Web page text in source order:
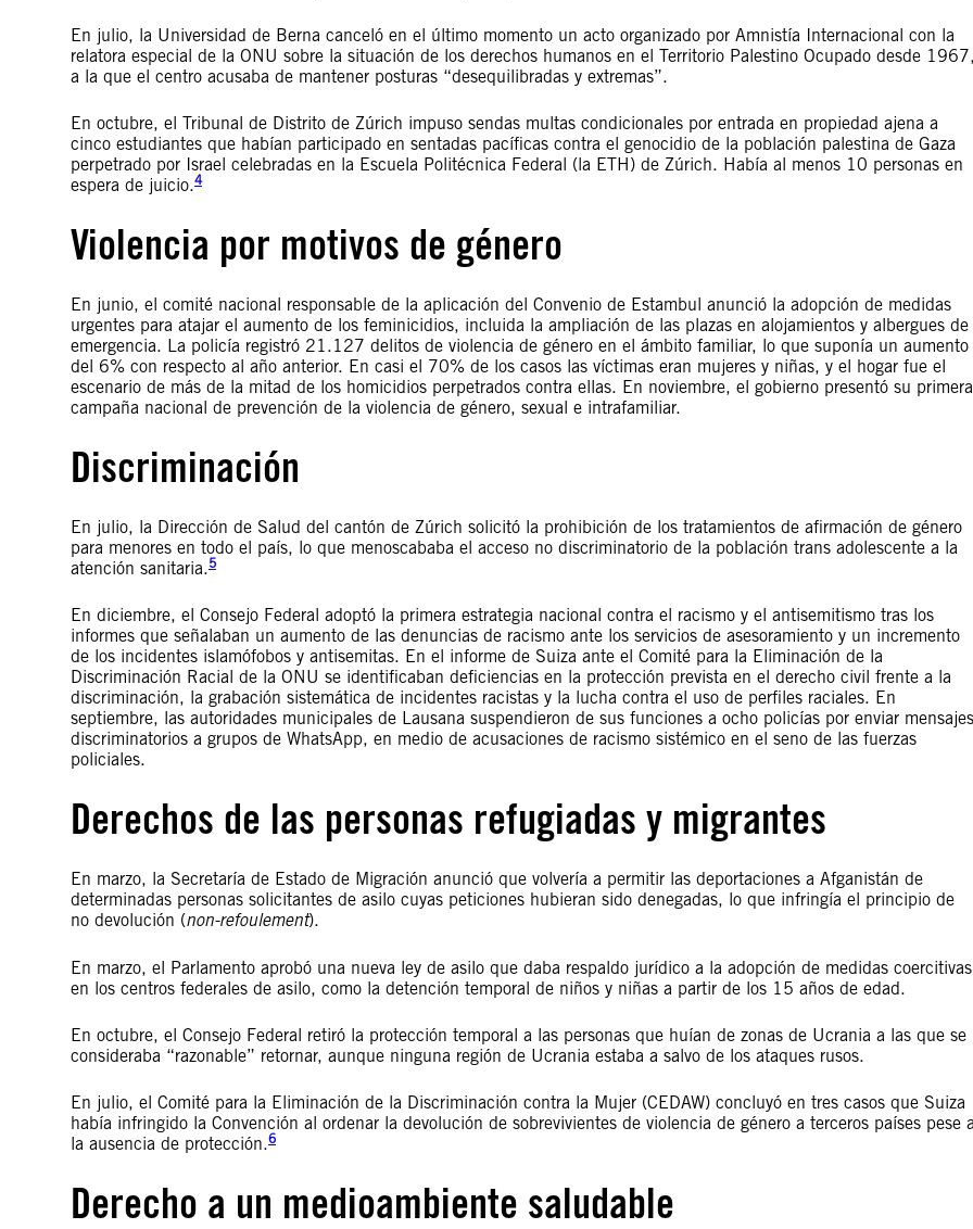
En julio, la Universidad de Berna canceló en el último momento un acto organizado por Amnistía Internacional con la
relatora especial de la ONU sobre la situación de los derechos humanos en el Territorio Palestino Ocupado desde 1967,
a la que el centro acusaba de mantener posturas “desequilibradas y extremas”.
En octubre, el Tribunal de Distrito de Zúrich impuso sendas multas condicionales por entrada en propiedad ajena a
cinco estudiantes que habían participado en sentadas pacíficas contra el genocidio de la población palestina de Gaza
perpetrado por Israel celebradas en la Escuela Politécnica Federal (la ETH) de Zúrich. Había al menos 10 personas en
espera de juicio.4
Violencia por motivos de género
En junio, el comité nacional responsable de la aplicación del Convenio de Estambul anunció la adopción de medidas
urgentes para atajar el aumento de los feminicidios, incluida la ampliación de las plazas en alojamientos y albergues de
emergencia. La policía registró 21.127 delitos de violencia de género en el ámbito familiar, lo que suponía un aumento
del 6% con respecto al año anterior. En casi el 70% de los casos las víctimas eran mujeres y niñas, y el hogar fue el
escenario de más de la mitad de los homicidios perpetrados contra ellas. En noviembre, el gobierno presentó su primera
campaña nacional de prevención de la violencia de género, sexual e intrafamiliar.
Discriminación
En julio, la Dirección de Salud del cantón de Zúrich solicitó la prohibición de los tratamientos de afirmación de género
para menores en todo el país, lo que menoscababa el acceso no discriminatorio de la población trans adolescente a la
atención sanitaria.5
En diciembre, el Consejo Federal adoptó la primera estrategia nacional contra el racismo y el antisemitismo tras los
informes que señalaban un aumento de las denuncias de racismo ante los servicios de asesoramiento y un incremento
de los incidentes islamófobos y antisemitas. En el informe de Suiza ante el Comité para la Eliminación de la
Discriminación Racial de la ONU se identificaban deficiencias en la protección prevista en el derecho civil frente a la
discriminación, la grabación sistemática de incidentes racistas y la lucha contra el uso de perfiles raciales. En
septiembre, las autoridades municipales de Lausana suspendieron de sus funciones a ocho policías por enviar mensajes
discriminatorios a grupos de WhatsApp, en medio de acusaciones de racismo sistémico en el seno de las fuerzas
policiales.
Derechos de las personas refugiadas y migrantes
En marzo, la Secretaría de Estado de Migración anunció que volvería a permitir las deportaciones a Afganistán de
determinadas personas solicitantes de asilo cuyas peticiones hubieran sido denegadas, lo que infringía el principio de
no devolución (non-refoulement).
En marzo, el Parlamento aprobó una nueva ley de asilo que daba respaldo jurídico a la adopción de medidas coercitivas
en los centros federales de asilo, como la detención temporal de niños y niñas a partir de los 15 años de edad.
En octubre, el Consejo Federal retiró la protección temporal a las personas que huían de zonas de Ucrania a las que se
consideraba “razonable” retornar, aunque ninguna región de Ucrania estaba a salvo de los ataques rusos.
En julio, el Comité para la Eliminación de la Discriminación contra la Mujer (CEDAW) concluyó en tres casos que Suiza
había infringido la Convención al ordenar la devolución de sobrevivientes de violencia de género a terceros países pese a
la ausencia de protección.6
Derecho a un medioambiente saludable